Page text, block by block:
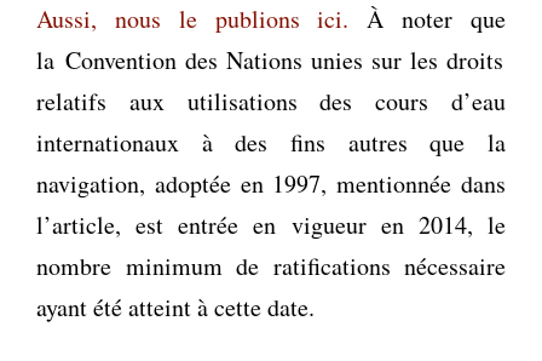
Aussi, nous le publions ici.À noter que
la Convention des Nations unies sur les droits
relatifs aux utilisations des cours d’eau
internationaux à des fins autres que la
navigation, adoptée en 1997,mentionnée dans
l’article, est entrée en vigueur en 2014, le
nombre minimum de ratifications nécessaire
ayant été atteint à cette date.